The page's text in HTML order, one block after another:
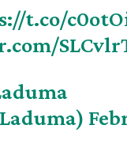
t.co/